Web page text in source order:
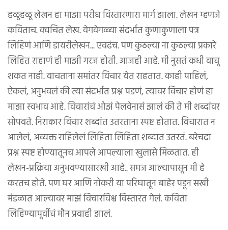
हळूहळू लेखन हा माझा परीघ विस्तारणारा मार्ग झाला. लेखन म्हणजे
कविताच. क्वचित लेख. वेगवेगळ्या संदर्भात कुणाकुणाला पत्र
लिहिणं आणि डायरीलेखन... एवढंच. पण कुठल्या ना कुठल्या प्रकारे
लिहित राहाणं ही माझी गरज होती. आजही आहे. मी नुसतं कधी वाचू
शकत नाही. वाचताना समांतर विचार येत राहतात. काही पाहिलं,
ऐकलं, अनुभवलं की त्या संदर्भात प्रश्न पडणं, त्यावर विचार होणं हा
माझा स्वभाव आहे. विचारांचं ओझं पेलवेनासं झालं की ते मी शब्दांवर
सोपवते. निराकार विचार शब्दांत उतरताना स्पष्ट होतात. विचारात न
आलेलं, अव्यक्त राहिलेलं लिहिता लिहिता शब्दात उतरतं. बरेचदा
प्रश्न स्पष्ट होण्यातूनच आपले आपल्याला खुलासे मिळतात. ही
लेखन-प्रक्रिया अनुभवण्यासारखी आहे.. समज आल्यापासून मी हे
करतच होते. पण घर आणि नोकरी या परिघातून बाहेर पडून सखी
मंडळात आल्यावर माझं विचारविश्व विस्तारत गेलं. कविता
लिहिण्यापूर्वीचं मौन प्रवाही झालं.